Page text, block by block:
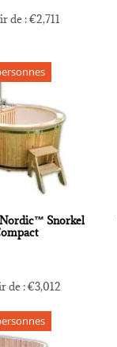
de :€2,711
Snorkel
de :€3,012